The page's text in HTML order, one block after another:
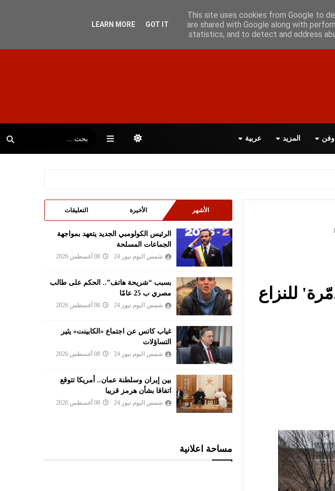
وفن المزيد عربية
للنزاع
الأشهر الأخيرة التعليقات
الرئيس الكولومبي الجديد يتعهد بمواجهة
الجماعات المسلحة
شمس اليوم نيوز 24 08 أغسطس 2026
بسبب “شريحة هاتف”.. الحكم على طالب
مصري ب 25 عامًا
شمس اليوم نيوز 24 08 أغسطس 2026
غياب كاتس عن اجتماع «الكابينت» يثير
التساؤلات
شمس اليوم نيوز 24 08 أغسطس 2026
بين إيران وسلطنة عمان.. أمريكا تتوقع
اتفاقا بشأن هرمز قريبا
شمس اليوم نيوز 24 08 أغسطس 2026
مساحة اعلانية
This site uses cookies from Google to
are shared with Google along with
statistics, and to detect and address
LEARN MORE GOT IT